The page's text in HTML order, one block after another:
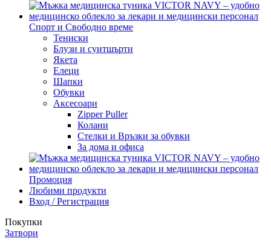
Спорт и Свободно време
Тениски
Блузи и суитшърти
Якета
Елеци
Шапки
Обувки
Аксесоари
Zipper Puller
Колани
Стелки и Връзки за обувки
За дома и офиса
Промоция
Любими продукти
Вход / Регистрация
Покупки
Затвори